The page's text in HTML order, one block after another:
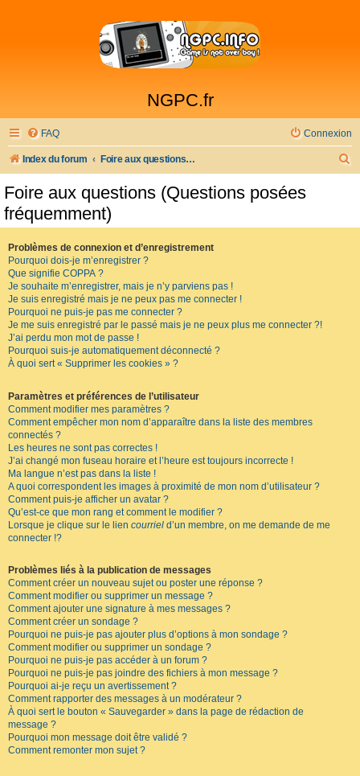
NGPC.fr
FAQ Connexion
Index du forum Foire aux questions (Questions posées fréquemment)
Foire aux questions (Questions posées
fréquemment)
Problèmes de connexion et d’enregistrement
Pourquoi dois-je m’enregistrer ?
Que signifie COPPA ?
Je souhaite m’enregistrer, mais je n’y parviens pas !
Je suis enregistré mais je ne peux pas me connecter !
Pourquoi ne puis-je pas me connecter ?
Je me suis enregistré par le passé mais je ne peux plus me connecter ?!
J’ai perdu mon mot de passe !
Pourquoi suis-je automatiquement déconnecté ?
À quoi sert « Supprimer les cookies » ?
Paramètres et préférences de l’utilisateur
Comment modifier mes paramètres ?
Comment empêcher mon nom d’apparaître dans la liste des membres
connectés ?
Les heures ne sont pas correctes !
J’ai changé mon fuseau horaire et l’heure est toujours incorrecte !
Ma langue n’est pas dans la liste !
A quoi correspondent les images à proximité de mon nom d’utilisateur ?
Comment puis-je afficher un avatar ?
Qu’est-ce que mon rang et comment le modifier ?
Lorsque je clique sur le lien courriel d’un membre, on me demande de me
connecter !?
Problèmes liés à la publication de messages
Comment créer un nouveau sujet ou poster une réponse ?
Comment modifier ou supprimer un message ?
Comment ajouter une signature à mes messages ?
Comment créer un sondage ?
Pourquoi ne puis-je pas ajouter plus d’options à mon sondage ?
Comment modifier ou supprimer un sondage ?
Pourquoi ne puis-je pas accéder à un forum ?
Pourquoi ne puis-je pas joindre des fichiers à mon message ?
Pourquoi ai-je reçu un avertissement ?
Comment rapporter des messages à un modérateur ?
À quoi sert le bouton « Sauvegarder » dans la page de rédaction de
message ?
Pourquoi mon message doit être validé ?
Comment remonter mon sujet ?